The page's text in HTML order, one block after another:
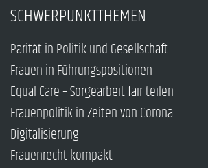
SCHWERPUNKTTHEMEN
Parität in Politik und Gesellschaft
Frauen in Führungspositionen
Equal Care – Sorgearbeit fair teilen
Frauenpolitik in Zeiten von Corona
Digitalisierung
Frauenrecht kompakt